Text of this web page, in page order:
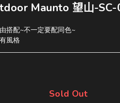
Maunto 望山-SC-
搭配~不一定要配同色~
風格
Sold Out